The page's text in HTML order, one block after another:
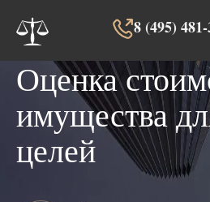
8 (495)
Оценка
имущества
целей